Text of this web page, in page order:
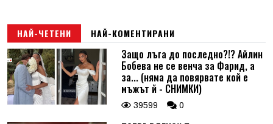
НАЙ-ЧЕТЕНИ НАЙ-КОМЕНТИРАНИ
Защо лъга до последно?!? Айлин
Бобева не се венча за Фарид, а
за... (няма да повярвате кой е
мъжът й - СНИМКИ)
39599 0